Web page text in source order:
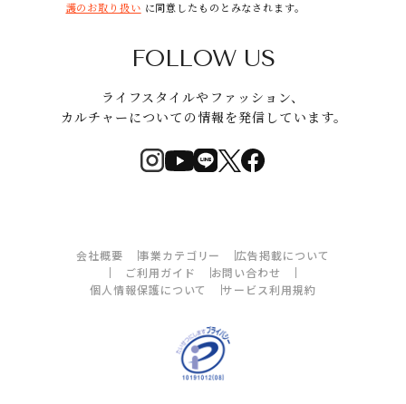
護のお取り扱い に同意したものとみなされます。
FOLLOW US
ライフスタイルやファッション、
カルチャーについての情報を発信しています。
会社概要 事業カテゴリー
広告掲載について
ご利用ガイド
お問い合わせ
個人情報保護について
サービス利用規約